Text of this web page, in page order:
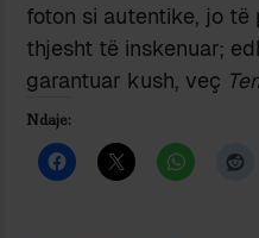
foton si autentike, jo të
thjesht të inskenuar;
garantuar kush, veç
Ndaje: